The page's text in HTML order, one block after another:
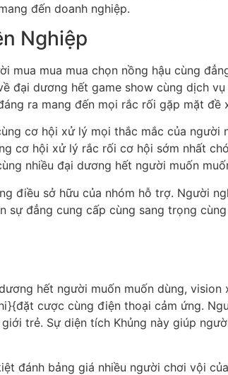
đến doanh nghiệp.
Nghiệp
mua mua mua chọn nồng hậu cùng
đại dương hết game show cùng dịch
ra mang đến mọi rắc rối gặp mặt đề
cơ hội xử lý mọi thắc mắc của người
cơ hội xử lý rắc rối cơ hội sớm nhất
nhiều đại dương hết người muốn
điều sở hữu của nhóm hỗ trợ. Người
đẳng cung cấp cùng sang trọng
hết người muốn muốn dùng,
cược cùng điện thoại cảm ứng.
trẻ. Sự diện tích Khủng này giúp
đánh bảng giá nhiều người chơi vội